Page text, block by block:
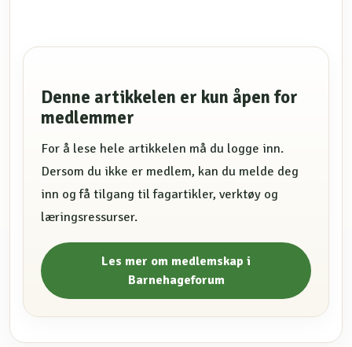
Denne artikkelen er kun åpen for
medlemmer
For å lese hele artikkelen må du logge inn.
Dersom du ikke er medlem, kan du melde deg
inn og få tilgang til fagartikler, verktøy og
læringsressurser.
Les mer om medlemskap i
Barnehageforum